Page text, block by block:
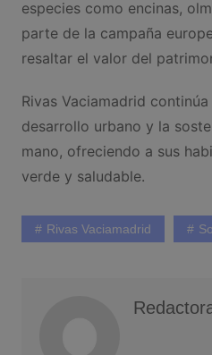
especies como encinas,
parte de la campaña
resaltar el valor del
Rivas Vaciamadrid
desarrollo urbano y la
mano, ofreciendo a sus
verde y saludable.
Rivas Vaciamadrid